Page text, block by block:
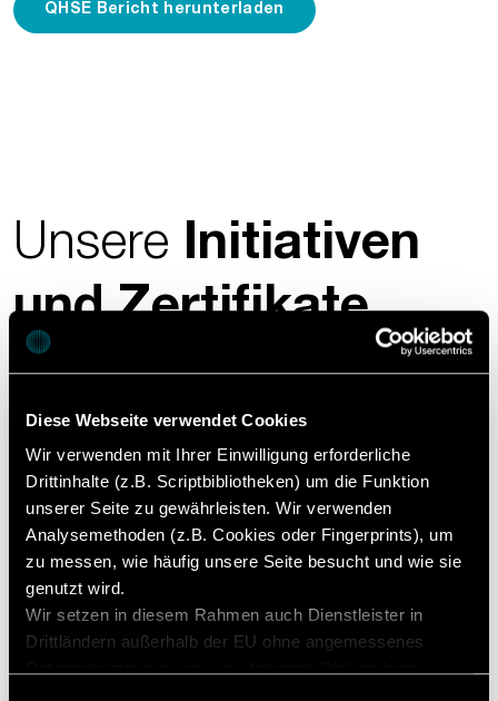
Diese Webseite verwendet Cookies
Wir verwenden mit Ihrer Einwilligung erforderliche
Drittinhalte (z.B. Scriptbibliotheken) um die Funktion
unserer Seite zu gewährleisten. Wir verwenden
Analysemethoden (z.B. Cookies oder Fingerprints), um
zu messen, wie häufig unsere Seite besucht und wie sie
genutzt wird.
Wir setzen in diesem Rahmen auch Dienstleister in
Drittländern außerhalb der EU ohne angemessenes
QHSE Bericht herunterladen
Unsere Initiativen
und Zertifikate.
den oberen 15% der von EcoVadis
beurteilten Unternehmen im
Maschinenbau.
Durch unsere Mitgliedschaft bei EcoVadis
schaffen wir für unsere Kunden höchstmögliche
Transparenz und bekennen uns dazu, ethisch-
soziales und umweltgerechtes Verhalten